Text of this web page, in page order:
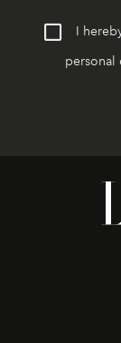
I
personal